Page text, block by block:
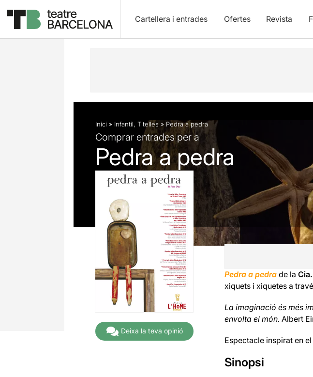
Cartellera i entrades Ofertes Revista
Descripció Fitxa artística Fotos i vídeos
Inici » Infantil, Titelles » Pedra a pedra
Comprar entrades per a
Pedra a pedra
Deixa la teva opinió
Pedra a pedrade la
xiquets i xiquetes a
La imaginació és més
envolta el món. Albert
Espectacle inspirat en
Sinopsi